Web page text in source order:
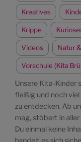
Kreatives
Krippe
Videos Natur
Vorschule (Kita
Unsere Kita-Kinder
fleißig und noch viel
zu entdecken. Ab
mag, stöbert in
Du einmal keine